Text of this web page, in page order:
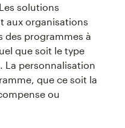
solutions
aux organisations
des programmes à
que soit le type
La personnalisation
que ce soit la
ou